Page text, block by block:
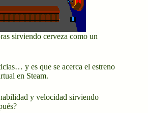
sirviendo cerveza como un
y es que se acerca el estreno
en Steam.
y velocidad sirviendo